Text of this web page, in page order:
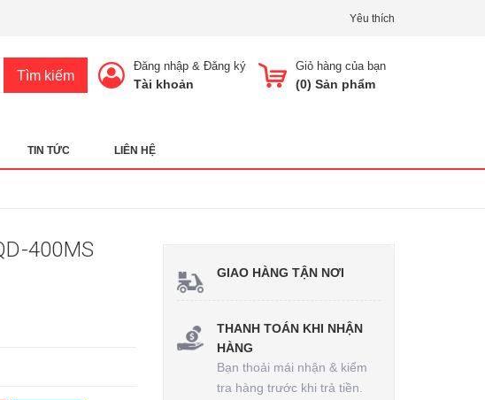
Yêu thích
Tìm kiếm
Giỏ hàng của bạn
(0) Sản phẩm
Đăng nhập & Đăng ký
Tài khoản
TIN TỨC LIÊN HỆ
400MS
GIAO HÀNG TẬN NƠI
THANH TOÁN KHI NHẬN
HÀNG
Bạn thoải mái nhận & kiểm
tra hàng trước khi trả tiền.